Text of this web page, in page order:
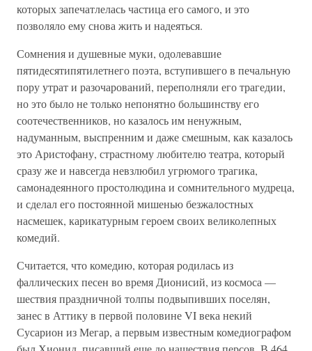
которых запечатлелась частица его самого, и это
позволяло ему снова жить и надеяться.
Сомнения и душевные муки, одолевавшие
пятидесятипятилетнего поэта, вступившего в печальную
пору утрат и разочарований, переполняли его трагедии,
но это было не только непонятно большинству его
соотечественников, но казалось им ненужным,
надуманным, выспренним и даже смешным, как казалось
это Аристофану, страстному любителю театра, который
сразу же и навсегда невзлюбил угрюмого трагика,
самонадеянного простолюдина и сомнительного мудреца,
и сделал его постоянной мишенью безжалостных
насмешек, карикатурным героем своих великолепных
комедий.
Считается, что комедию, которая родилась из
фаллических песен во время Дионисий, из космоса —
шествия праздничной толпы подвыпивших поселян,
занес в Аттику в первой половине VI века некий
Сусарион из Мегар, а первым известным комедиографом